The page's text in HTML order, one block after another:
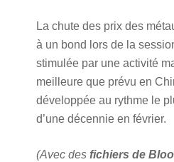
La chute des prix des
à un bond lors de la
stimulée par une activité
meilleure que prévu en
développée au rythme le
d’une décennie en février.
(Avec des fichiers de